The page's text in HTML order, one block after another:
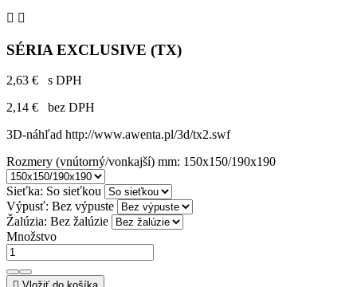
 
SÉRIA EXCLUSIVE (TX)
2,63 €
s DPH
2,14 €
bez DPH
3D-náhľad http://www.awenta.pl/3d/tx2.swf
Rozmery (vnútorný/vonkajší) mm: 150x150/190x190
Sieťka: So sieťkou
Výpusť: Bez výpuste
Žalúzia: Bez žalúzie
Množstvo